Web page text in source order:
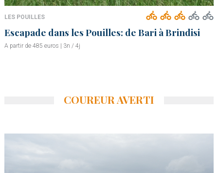
LES POUILLES
Escapade dans les Pouilles: de Bari à Brindisi
A partir de 485 euros | 3n / 4j
COUREUR AVERTI